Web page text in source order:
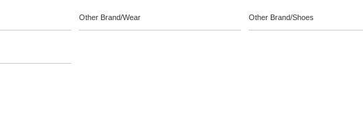
Other Brand/Wear Other Brand/Shoes